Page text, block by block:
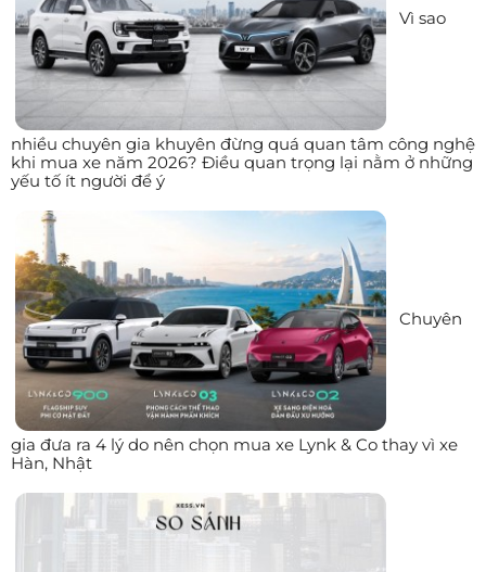
Vì sao
nhiều chuyên gia khuyên đừng quá quan tâm công nghệ
khi mua xe năm 2026? Điều quan trọng lại nằm ở những
yếu tố ít người để ý
Chuyên
gia đưa ra 4 lý do nên chọn mua xe Lynk & Co thay vì xe
Hàn, Nhật